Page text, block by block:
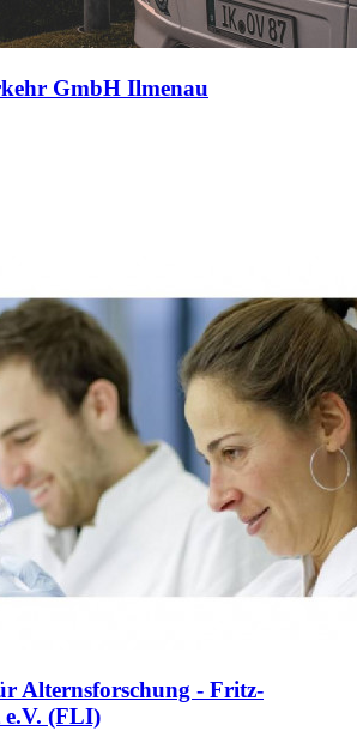
GmbH Ilmenau
Alternsforschung - Fritz-
(FLI)